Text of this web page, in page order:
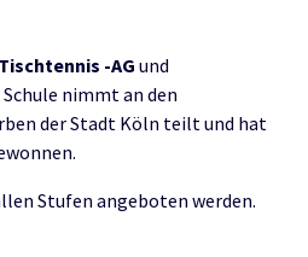
Tischtennis -AG und
Schule nimmt an den
der Stadt Köln teilt und hat
Stufen angeboten werden.